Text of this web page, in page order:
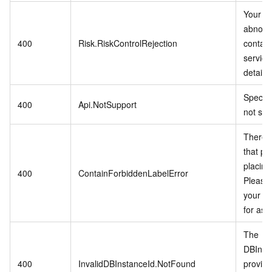
400 Risk.RiskControlRejection
Your
details.
400 Api.NotSupport
not
400 ContainForbiddenLabelError
There
that
your
for
400 InvalidDBInstanceId.NotFound
The